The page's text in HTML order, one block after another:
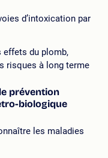
d’intoxication par
effets du plomb,
risques à long terme
prévention
biologique
les maladies